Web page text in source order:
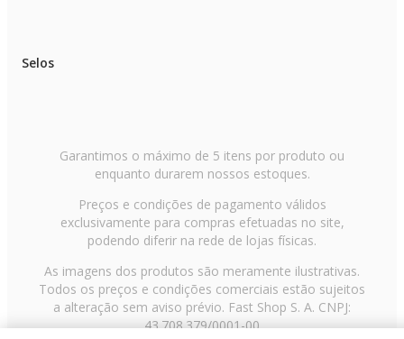
Selos
Garantimos o máximo de 5 itens por produto ou
enquanto durarem nossos estoques.
Preços e condições de pagamento válidos
exclusivamente para compras efetuadas no site,
podendo diferir na rede de lojas físicas.
As imagens dos produtos são meramente ilustrativas.
Todos os preços e condições comerciais estão sujeitos
a alteração sem aviso prévio. Fast Shop S. A. CNPJ:
43.708.379/0001-00